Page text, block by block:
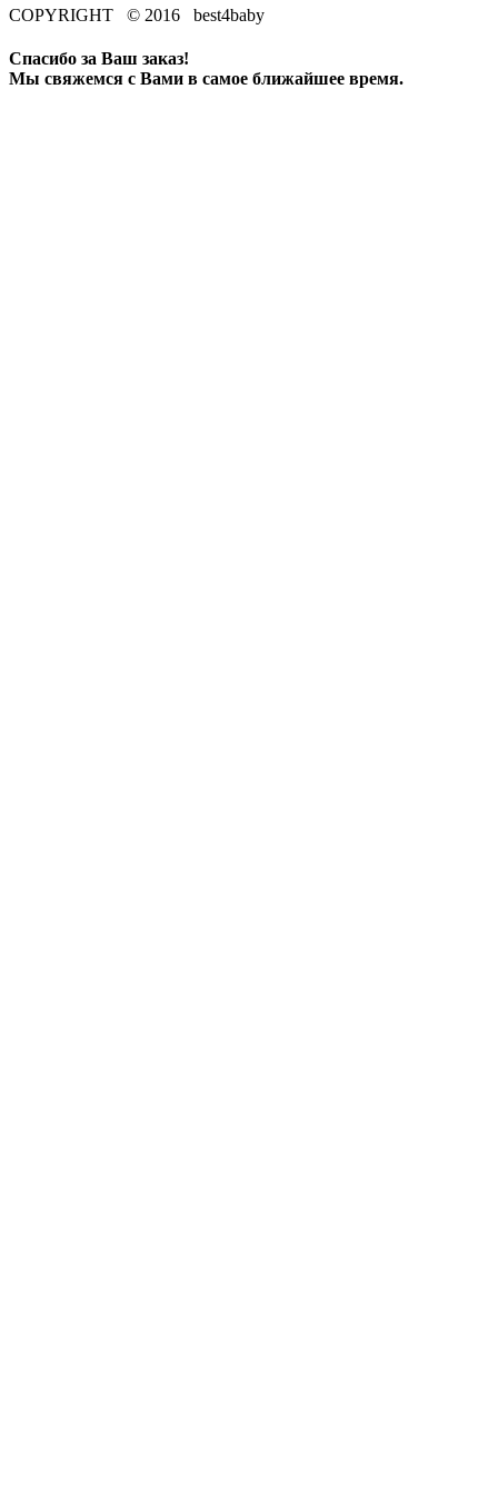
COPYRIGHT © 2016 best4baby
Спасибо за Ваш заказ!
Мы свяжемся с Вами в самое ближайшее время.